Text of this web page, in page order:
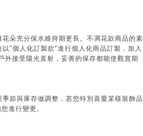
朵充分保水維持期更長。不凋花款商品的素
“個人化訂製款”進行個人化商品訂製，加入
外接受陽光直射，妥善的保存都能使觀賞期
節與庫存做調整，若您特別喜愛某樣裝飾品
進行變更。